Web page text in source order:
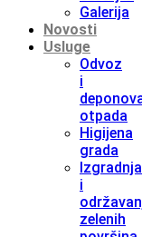
Galerija
Novosti
Usluge
Odvoz
i
otpada
Higijena
grada
Izgradnja
i
zelenih